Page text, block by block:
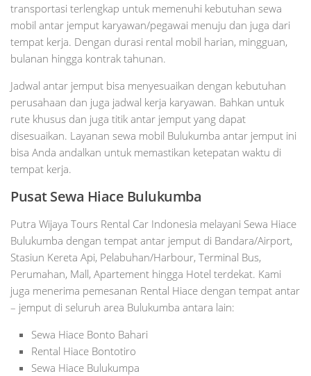
transportasi terlengkap untuk memenuhi kebutuhan sewa
mobil antar jemput karyawan/pegawai menuju dan juga dari
tempat kerja. Dengan durasi rental mobil harian, mingguan,
bulanan hingga kontrak tahunan.
Jadwal antar jemput bisa menyesuaikan dengan kebutuhan
perusahaan dan juga jadwal kerja karyawan. Bahkan untuk
rute khusus dan juga titik antar jemput yang dapat
disesuaikan. Layanan sewa mobil Bulukumba antar jemput ini
bisa Anda andalkan untuk memastikan ketepatan waktu di
tempat kerja.
Pusat Sewa Hiace Bulukumba
Putra Wijaya Tours Rental Car Indonesia melayani Sewa Hiace
Bulukumba dengan tempat antar jemput di Bandara/Airport,
Stasiun Kereta Api, Pelabuhan/Harbour, Terminal Bus,
Perumahan, Mall, Apartement hingga Hotel terdekat. Kami
juga menerima pemesanan Rental Hiace dengan tempat antar
– jemput di seluruh area Bulukumba antara lain:
Sewa Hiace Bonto Bahari
Rental Hiace Bontotiro
Sewa Hiace Bulukumpa